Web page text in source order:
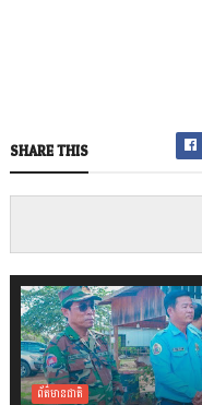
SHARE THIS
ព័ត៌មានជាតិ